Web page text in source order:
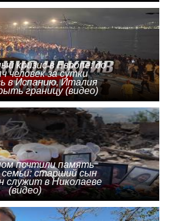
кризис в Европе: до
человек за сутки
в Испанию, Италия
границу (видео)
почтили память
старший сын
служит в Николаеве
(видео)